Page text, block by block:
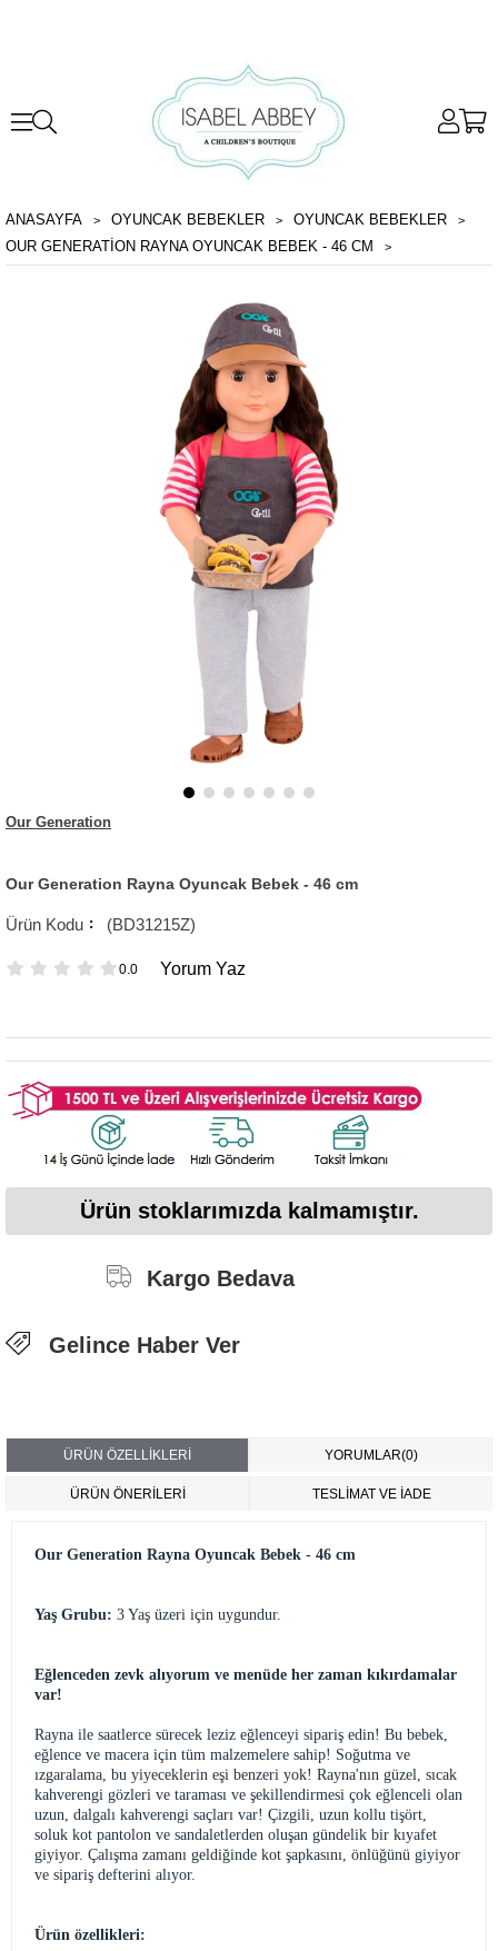
ANASAYFA OYUNCAK BEBEKLER
OYUNCAK BEBEKLER
OUR GENERATION RAYNA OYUNCAK BEBEK - 46 CM
Our Generation
Our Generation Rayna Oyuncak Bebek - 46 cm
(BD31215Z)
0.0 Yorum Yaz
Ürün stoklarımızda kalmamıştır.
Kargo Bedava
Gelince Haber Ver
ÜRÜN ÖZELLIKLERI YORUMLAR(0)
ÜRÜN ÖNERILERI TESLİMAT VE İADE
Our Generation Rayna Oyuncak Bebek - 46 cm
Yaş Grubu: 3 Yaş üzeri için uygundur.
Eğlenceden zevk alıyorum ve menüde her zaman kıkırdamalar
var!
Rayna ile saatlerce sürecek leziz eğlenceyi sipariş edin! Bu bebek,
eğlence ve macera için tüm malzemelere sahip! Soğutma ve
ızgaralama, bu yiyeceklerin eşi benzeri yok! Rayna'nın güzel, sıcak
kahverengi gözleri ve taraması ve şekillendirmesi çok eğlenceli olan
uzun, dalgalı kahverengi saçları var! Çizgili, uzun kollu tişört,
soluk kot pantolon ve sandaletlerden oluşan gündelik bir kıyafet
giyiyor. Çalışma zamanı geldiğinde kot şapkasını, önlüğünü giyiyor
ve sipariş defterini alıyor.
Ürün özellikleri: